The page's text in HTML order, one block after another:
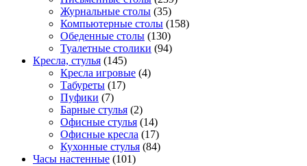
Журнальные столы (35)
Компьютерные столы (158)
Обеденные столы (130)
Туалетные столики (94)
Кресла, стулья (145)
Кресла игровые (4)
Табуреты (17)
Пуфики (7)
Барные стулья (2)
Офисные стулья (14)
Офисные кресла (17)
Кухонные стулья (84)
Часы настенные (101)